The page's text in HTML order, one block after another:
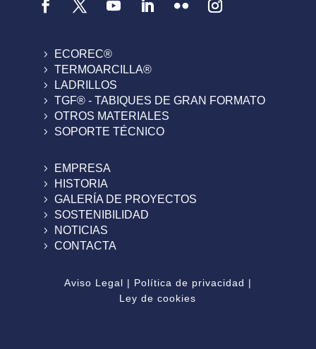
ECOREC®
TERMOARCILLA®
LADRILLOS
TGF® - TABIQUES DE GRAN FORMATO
OTROS MATERIALES
SOPORTE TÉCNICO
EMPRESA
HISTORIA
GALERÍA DE PROYECTOS
SOSTENIBILIDAD
NOTICIAS
CONTACTA
Aviso Legal | Política de privacidad |
Ley de cookies